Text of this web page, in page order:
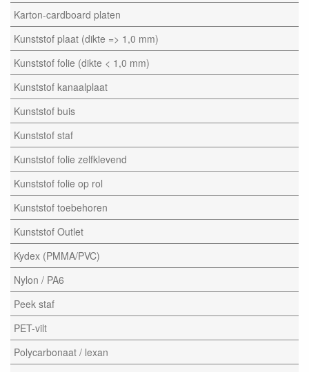
Karton-cardboard platen
Kunststof plaat (dikte => 1,0 mm)
Kunststof folie (dikte < 1,0 mm)
Kunststof kanaalplaat
Kunststof buis
Kunststof staf
Kunststof folie zelfklevend
Kunststof folie op rol
Kunststof toebehoren
Kunststof Outlet
Kydex (PMMA/PVC)
Nylon / PA6
Peek staf
PET-vilt
Polycarbonaat / lexan